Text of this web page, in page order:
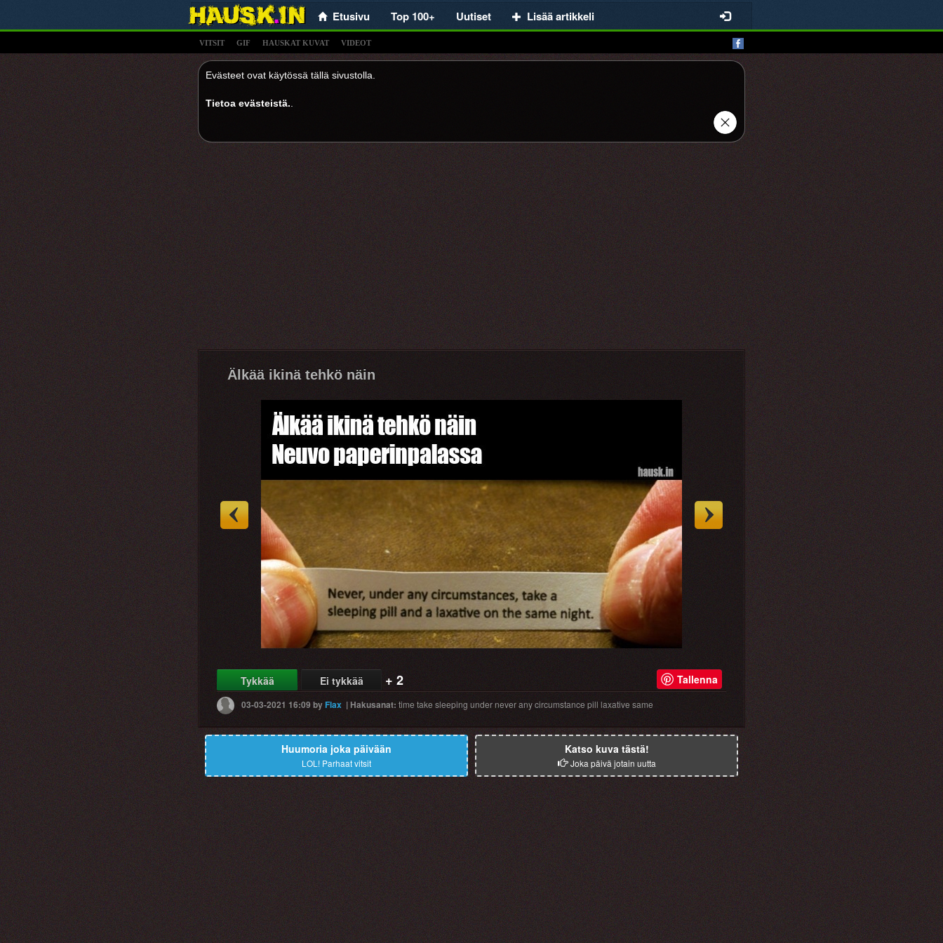
Etusivu Top 100+ Uutiset Lisää artikkeli
VITSIT GIF HAUSKAT KUVAT VIDEOT
Evästeet ovat käytössä tällä sivustolla.
Tietoa evästeistä.
Älkää ikinä tehkö näin
Tykkää Ei tykkää + 2 Tallenna
03-03-2021 16:09byFlax |Hakusanat: time take sleeping underneveranycircumstance pill laxative same
Huumoria joka päivään
LOL! Parhaat vitsit
Katso kuva tästä!
Joka päivä jotain uutta